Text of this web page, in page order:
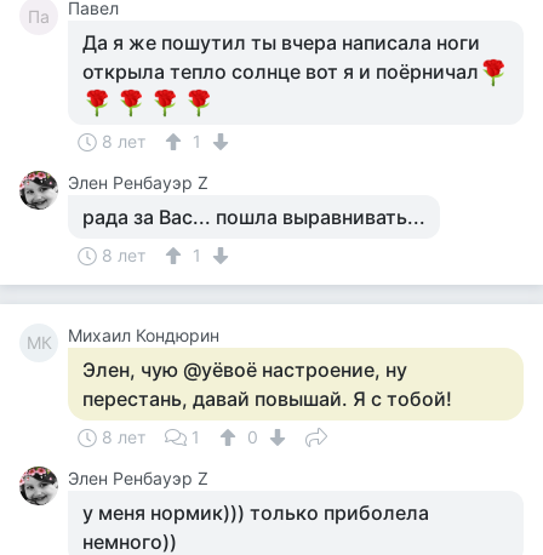
Па Павел
Да я же пошутил ты вчера написала ноги
открыла тепло солнце вот я и поёрничал
8 лет
1
Элен Ренбауэр Z
рада за Вас... пошла выравнивать...
8 лет 1
МК Михаил Кондюрин
Элен, чую @уёвоё настроение, ну
перестань, давай повышай. Я с тобой!
8 лет 1
0
Элен Ренбауэр Z
у меня нормик))) только приболела
немного))